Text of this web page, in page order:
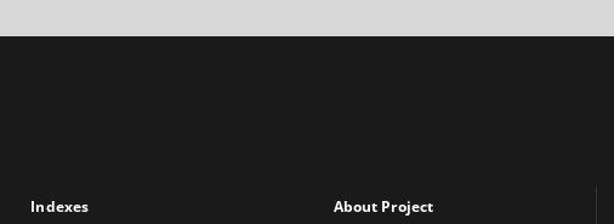
Indexes About Project